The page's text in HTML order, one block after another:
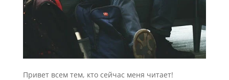
Привет всем тем, кто сейчас меня читает!